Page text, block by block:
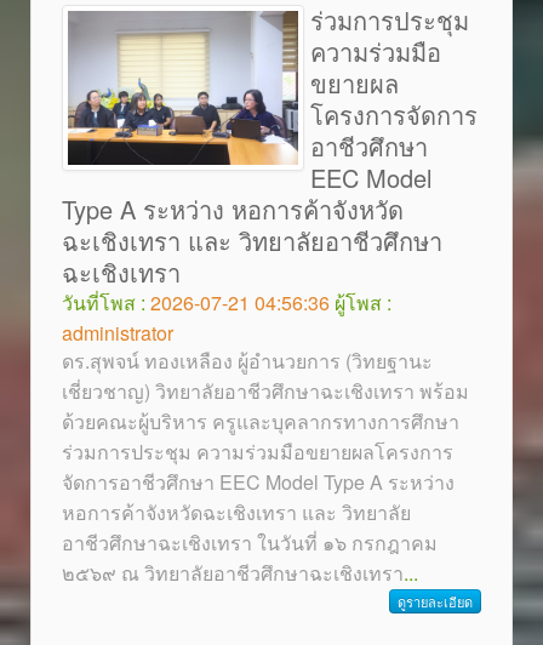
ร่วมการประชุม
ความร่วมมือ
ขยายผล
โครงการจัดการ
อาชีวศึกษา
EEC Model
Type A ระหว่าง หอการค้าจังหวัด
ฉะเชิงเทรา และ วิทยาลัยอาชีวศึกษา
ฉะเชิงเทรา
วันที่โพส : 2026-07-21 04:56:36 ผู้โพส :
administrator
ดร.สุพจน์ ทองเหลือง ผู้อำนวยการ (วิทยฐานะ
เชี่ยวชาญ) วิทยาลัยอาชีวศึกษาฉะเชิงเทรา พร้อม
ด้วยคณะผู้บริหาร ครูและบุคลากรทางการศึกษา
ร่วมการประชุม ความร่วมมือขยายผลโครงการ
จัดการอาชีวศึกษา EEC Model Type A ระหว่าง
หอการค้าจังหวัดฉะเชิงเทรา และ วิทยาลัย
อาชีวศึกษาฉะเชิงเทรา ในวันที่ ๑๖ กรกฎาคม
๒๕๖๙ ณ วิทยาลัยอาชีวศึกษาฉะเชิงเทรา...
ดูรายละเอียด